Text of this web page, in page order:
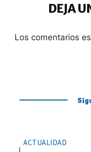
DEJA
Los comentarios
ACTUALIDAD